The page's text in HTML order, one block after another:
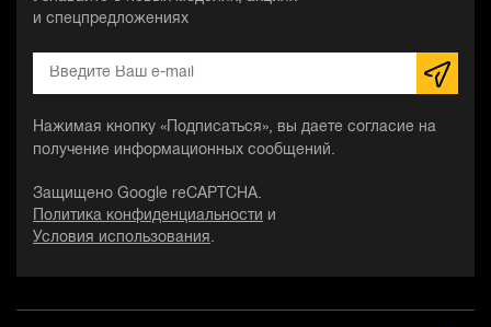
и спецпредложениях
Нажимая кнопку «Подписаться», вы даете согласие на
получение информационных сообщений.
Защищено Google reCAPTCHA.
Политика конфиденциальности
и
Условия использования .